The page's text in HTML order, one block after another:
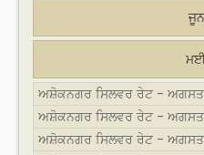
ਜੂਨ
ਅਸ਼ੋਕਨਗਰ ਸਿਲਵਰ ਰੇਟ - ਅਗਸਤ
ਅਸ਼ੋਕਨਗਰ ਸਿਲਵਰ ਰੇਟ - ਅਗਸਤ
ਅਸ਼ੋਕਨਗਰ ਸਿਲਵਰ ਰੇਟ - ਅਗਸਤ